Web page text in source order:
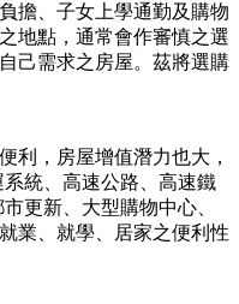
擔、子女上學通勤及購物
地點，通常會作審慎之選
己需求之房屋。茲將選購
利，房屋增值潛力也大，
統、高速公路、高速鐵
更新、大型購物中心、
業、就學、居家之便利性